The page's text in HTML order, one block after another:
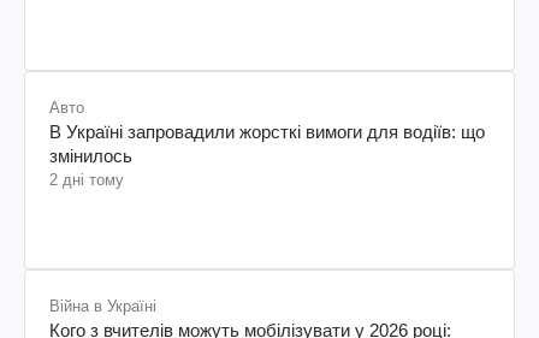
Авто
В Україні запровадили жорсткі вимоги для водіїв: що
змінилось
2 дні тому
Війна в Україні
Кого з вчителів можуть мобілізувати у 2026 році: